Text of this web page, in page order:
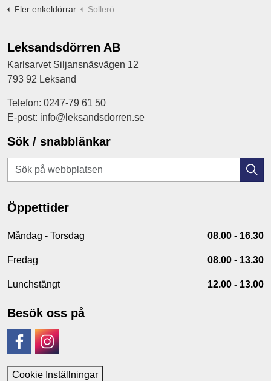
Fler enkeldörrar
Sollerö
Leksandsdörren AB
Karlsarvet Siljansnäsvägen 12
793 92 Leksand
Telefon: 0247-79 61 50
E-post: info@leksandsdorren.se
Sök / snabblänkar
Öppettider
Måndag - Torsdag 08.00 - 16.30
Fredag 08.00 - 13.30
Lunchstängt 12.00 - 13.00
Besök oss på
FacebookInstagram
Cookie Inställningar